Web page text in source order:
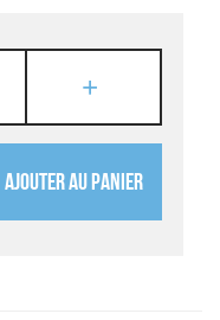
AJOUTER AU PANIER